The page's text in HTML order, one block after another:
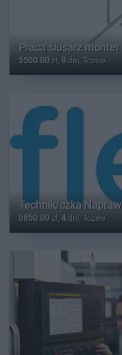
Praca ślusarz monter
5500.00 zł, 9 dni, Tczew
Technik/czka Napraw
6850.00 zł, 4dni, Tczew